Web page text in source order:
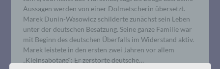
Aussagen werden von einer Dolmetscherin übersetzt.
Marek Dunin-Wasowicz schilderte zunächst sein Leben
unter der deutschen Besatzung. Seine ganze Familie war
mit Beginn des deutschen Überfalls im Widerstand aktiv.
Marek leistete in den ersten zwei Jahren vor allem
„Kleinsabotage“: Er zerstörte deutsche…